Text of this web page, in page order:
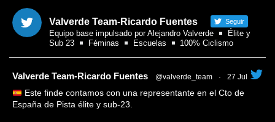
Valverde Team-Ricardo Fuentes Seguir
Equipo base impulsado por Alejandro Valverde
Élite y
Sub 23
Féminas Escuelas 100% Ciclismo
Valverde Team-Ricardo Fuentes @valverde_team · 27 Jul
Este finde contamos con una representante en el Cto de
España de Pista élite y sub-23.